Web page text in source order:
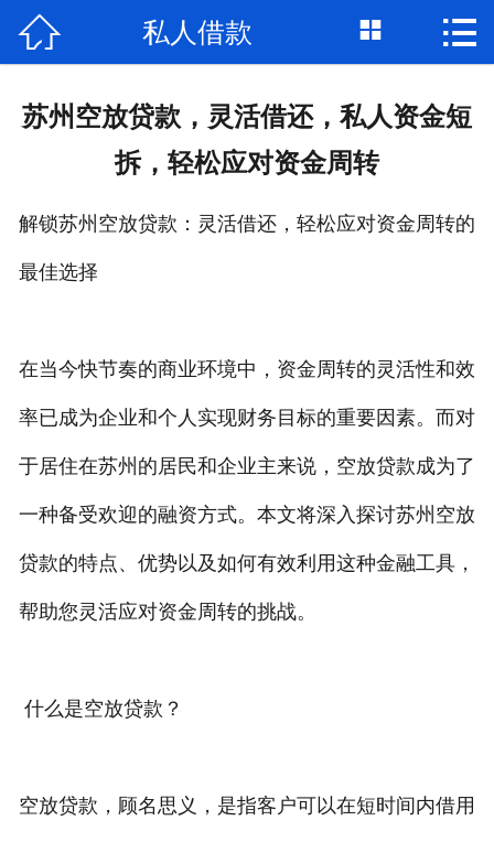
首页
私人借款
个人资金
个人贷款
 私人借款  
苏州空放贷款，灵活借还，私人资金短
拆，轻松应对资金周转
解锁苏州空放贷款：灵活借还，轻松应对资金周转的
最佳选择
在当今快节奏的商业环境中，资金周转的灵活性和效
率已成为企业和个人实现财务目标的重要因素。而对
于居住在苏州的居民和企业主来说，空放贷款成为了
一种备受欢迎的融资方式。本文将深入探讨苏州空放
贷款的特点、优势以及如何有效利用这种金融工具，
帮助您灵活应对资金周转的挑战。
什么是空放贷款？
空放贷款，顾名思义，是指客户可以在短时间内借用